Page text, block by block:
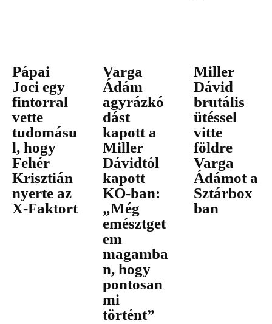
Pápai
Joci egy
fintorral
vette
tudomásu
l, hogy
Fehér
Krisztián
nyerte az
X-Faktort
Varga
Ádám
agyrázkó
dást
kapott a
Miller
Dávidtól
kapott
KO-ban:
„Még
emésztget
em
magamba
n, hogy
pontosan
mi
történt”
Miller
Dávid
brutális
ütéssel
vitte
földre
Varga
Ádámot a
Sztárbox
ban